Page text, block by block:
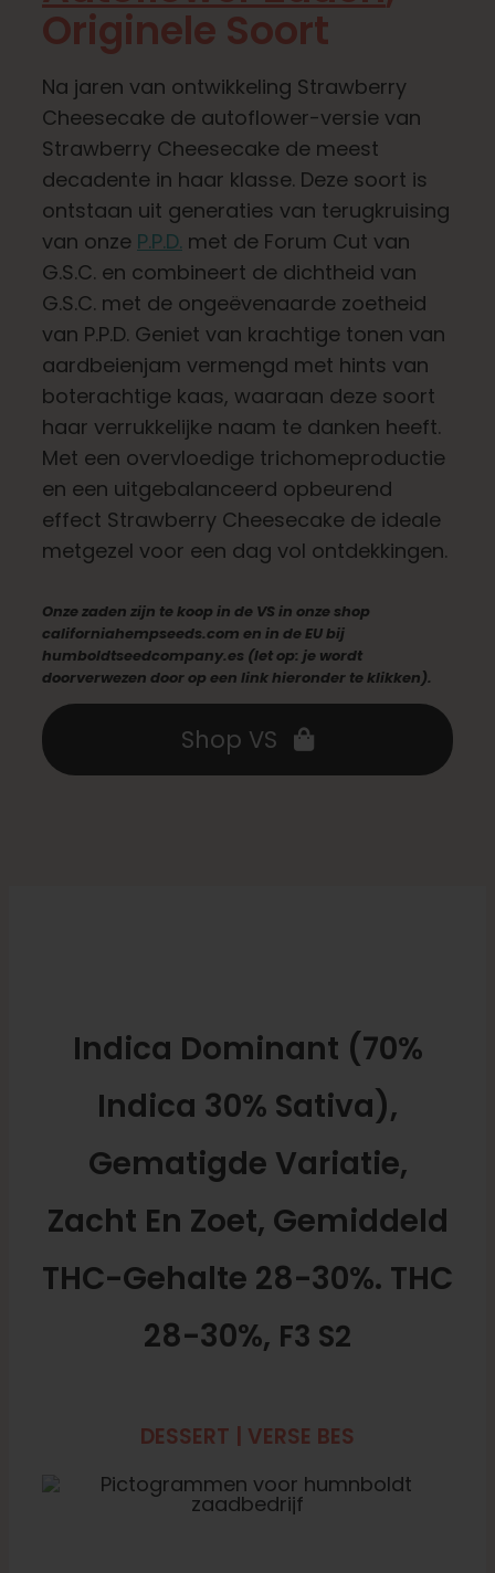
Leer
Druk op
Over
Pheno jagen
Behoud van Caribische genetica
Neem contact op met
Winkel op
Nederlands
Originele Soort
Na jaren van ontwikkeling Strawberry
Cheesecake de autoflower-versie van
Strawberry Cheesecake de meest
decadente in haar klasse. Deze soort is
ontstaan uit generaties van terugkruising
van onze P.P.D. met de Forum Cut van
G.S.C. en combineert de dichtheid van
G.S.C. met de ongeëvenaarde zoetheid
van P.P.D. Geniet van krachtige tonen van
aardbeienjam vermengd met hints van
boterachtige kaas, waaraan deze soort
haar verrukkelijke naam te danken heeft.
Met een overvloedige trichomeproductie
en een uitgebalanceerd opbeurend
effect Strawberry Cheesecake de ideale
metgezel voor een dag vol ontdekkingen.
Onze zaden zijn te koop in de VS in onze shop
californiahempseeds.com en in de EU bij
humboldtseedcompany.es (let op: je wordt
doorverwezen door op een link hieronder te klikken).
Shop VS
Indica Dominant (70%
Indica 30% Sativa),
Gematigde Variatie,
Zacht En Zoet, Gemiddeld
THC-Gehalte 28-30%. THC
28-30%, F3 S2
DESSERT | VERSE BES